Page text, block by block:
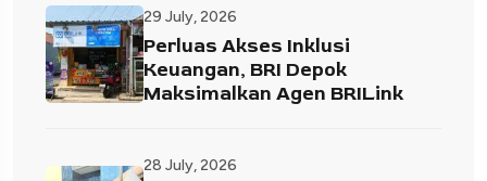
29 July, 2026
Perluas Akses Inklusi
Keuangan, BRI Depok
Maksimalkan Agen BRILink
28 July, 2026